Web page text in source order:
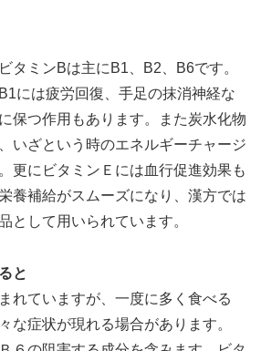
タミンBは主にB1、B2、B6です。
には疲労回復、手足の抹消神経な
保つ作用もあります。また炭水化物
いざという時のエネルギーチャージ
更にビタミンＥには血行促進効果も
養補給がスムーズになり、漢方では
として用いられています。
と
れていますが、一度に多く食べる
な症状が現れる場合があります。